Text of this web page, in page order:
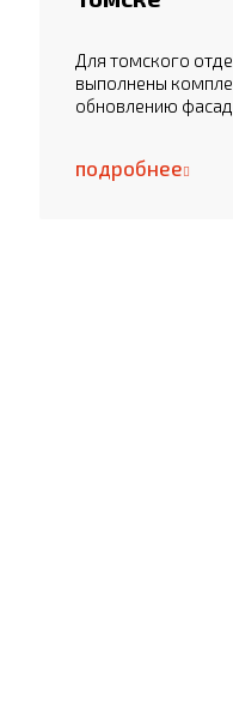
Для томского
выполнены
обновлению
подробнее